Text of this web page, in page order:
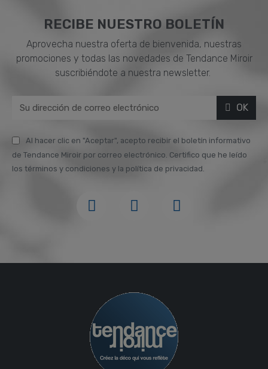
RECIBE NUESTRO BOLETÍN
Aprovecha nuestra oferta de bienvenida, nuestras
promociones y todas las novedades de Tendance Miroir
suscribiéndote a nuestra newsletter.
OK
Al hacer clic en "Aceptar", acepto recibir el boletín informativo
de Tendance Miroir por correo electrónico. Certifico que he leído
los términos y condiciones y la política de privacidad.